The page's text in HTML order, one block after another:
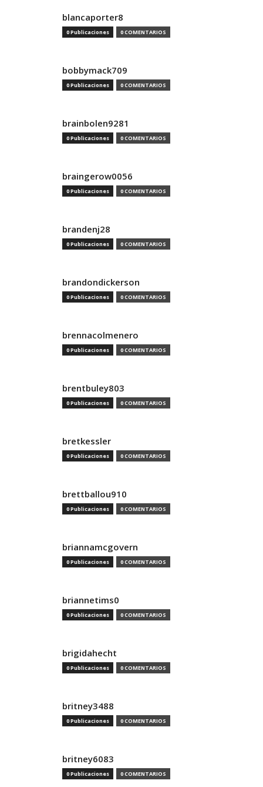
blancaporter8
0 Publicaciones 0 COMENTARIOS
bobbymack709
0 Publicaciones 0 COMENTARIOS
brainbolen9281
0 Publicaciones 0 COMENTARIOS
braingerow0056
0 Publicaciones 0 COMENTARIOS
brandenj28
0 Publicaciones 0 COMENTARIOS
brandondickerson
0 Publicaciones 0 COMENTARIOS
brennacolmenero
0 Publicaciones 0 COMENTARIOS
brentbuley803
0 Publicaciones 0 COMENTARIOS
bretkessler
0 Publicaciones 0 COMENTARIOS
brettballou910
0 Publicaciones 0 COMENTARIOS
briannamcgovern
0 Publicaciones 0 COMENTARIOS
briannetims0
0 Publicaciones 0 COMENTARIOS
brigidahecht
0 Publicaciones 0 COMENTARIOS
britney3488
0 Publicaciones 0 COMENTARIOS
britney6083
0 Publicaciones 0 COMENTARIOS